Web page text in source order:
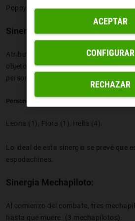
Poppy (1), Zoe (1), Ahri (2), Neeko (3),
Sinergia Cibernética:
Atributo: los campeones cibernéticos
objeto equipado, obtendrán 300 de
personajes), u 800 HP y 80AD (6).
Personajes de la compo:
Leona (1), Fiora (1), Irelia (4).
Lo ideal de esta sinergia se prevé que
espadachines.
Sinergia Mechapiloto:
Al comienzo del combate, tres
hasta que muere. (3 mechapilotos).
RECHAZAR
ACEPTAR
CONFIGURAR